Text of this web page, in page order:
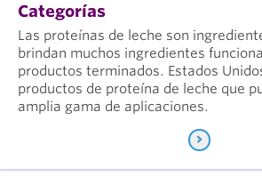
Categorías
Las proteínas de leche son
brindan muchos ingredientes
productos terminados. Estados
productos de proteína de leche que
amplia gama de aplicaciones.